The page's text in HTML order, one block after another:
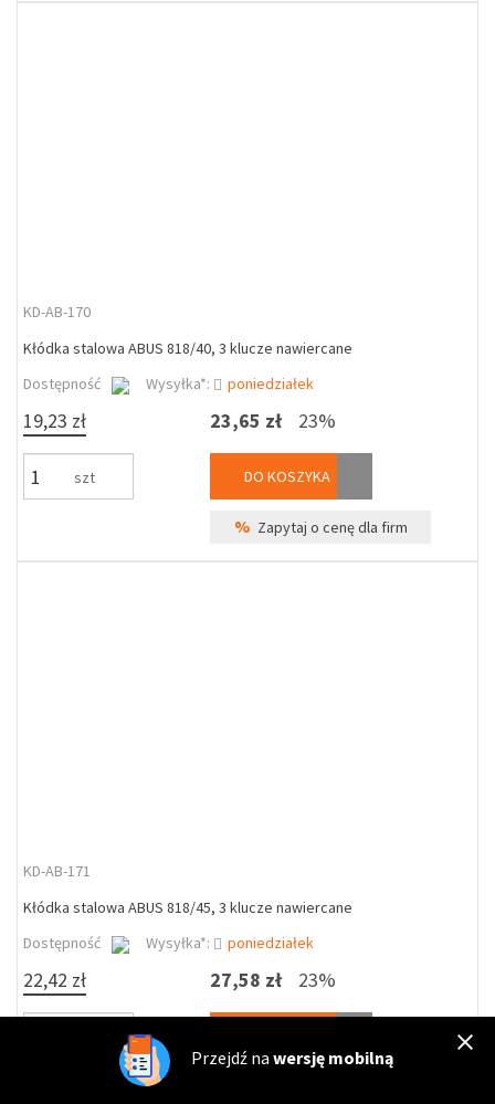
KD-AB-170
Kłódka stalowa ABUS 818/40, 3 klucze nawiercane
Dostępność
Wysyłka*: poniedziałek
19,23 zł
szt
23,65 zł 23%
DO KOSZYKA
% Zapytaj o cenę dla firm
KD-AB-171
Kłódka stalowa ABUS 818/45, 3 klucze nawiercane
Dostępność
Wysyłka*: poniedziałek
22,42 zł 27,58 zł 23%
Przejdź na wersję mobilną